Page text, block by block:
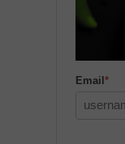
Email *